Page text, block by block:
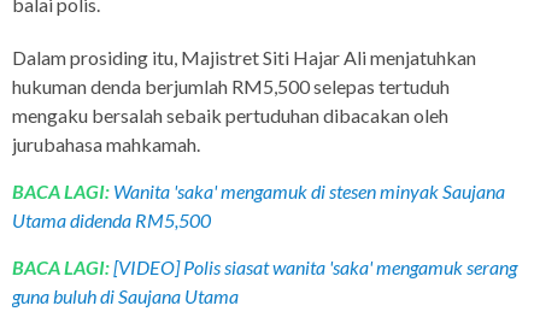
Dalam prosiding itu, Majistret Siti Hajar Ali menjatuhkan
hukuman denda berjumlah RM5,500 selepas tertuduh
mengaku bersalah sebaik pertuduhan dibacakan oleh
jurubahasa mahkamah.
BACA LAGI: Wanita 'saka' mengamuk di stesen minyak Saujana
Utama didenda RM5,500
BACA LAGI:[VIDEO] Polis siasat wanita 'saka' mengamuk serang
guna buluh di Saujana Utama